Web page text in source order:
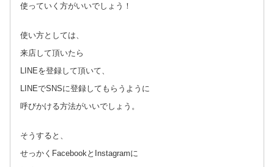
使っていく方がいいでしょう！
使い方としては、
来店して頂いたら
LINEを登録して頂いて、
LINEでSNSに登録してもらうように
呼びかける方法がいいでしょう。
そうすると、
せっかくFacebookとInstagramに